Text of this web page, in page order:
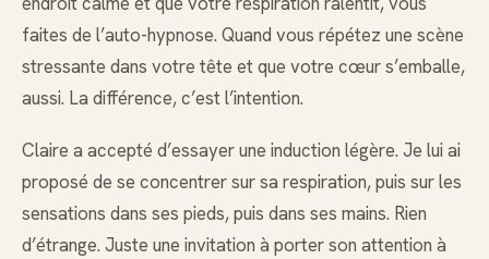
faites de l’auto-hypnose. Quand vous répétez une scène
stressante dans votre tête et que votre cœur s’emballe,
aussi. La différence, c’est l’intention.
Claire a accepté d’essayer une induction légère. Je lui ai
proposé de se concentrer sur sa respiration, puis sur les
sensations dans ses pieds, puis dans ses mains. Rien
d’étrange. Juste une invitation à porter son attention à